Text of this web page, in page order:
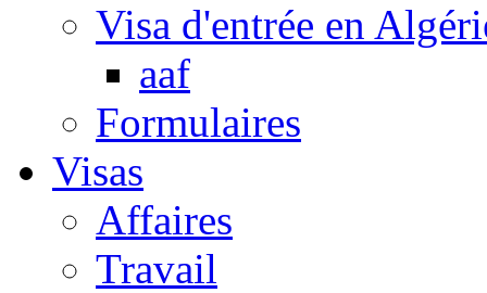
Visa d'entrée en
aaf
Formulaires
Visas
Affaires
Travail